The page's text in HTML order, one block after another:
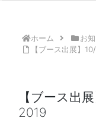
ホーム
お
【ブース出展】
【ブース出
2019